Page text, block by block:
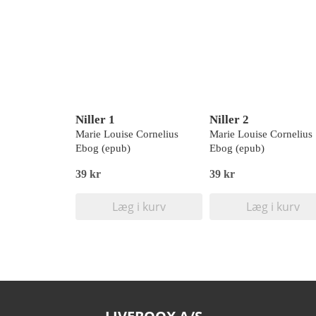
Niller 1
Marie Louise Cornelius
Ebog (epub)
39 kr
Læg i kurv
Niller 2
Marie Louise Cornelius
Ebog (epub)
39 kr
Læg i kurv